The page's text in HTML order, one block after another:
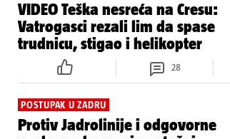
VIDEO Teška nesreća na Cresu:
Vatrogasci rezali lim da spase
trudnicu, stigao i helikopter
28
POSTUPAK U ZADRU
Protiv Jadrolinije i odgovorne